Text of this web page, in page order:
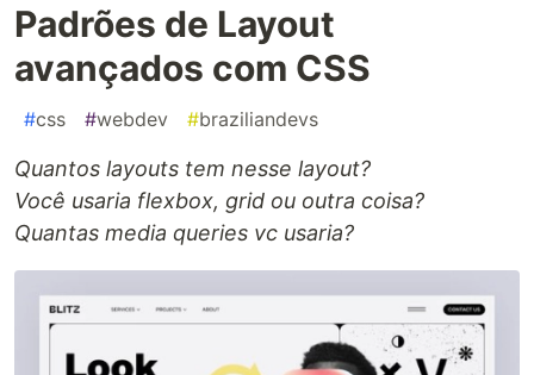
Padrões de Layout
avançados com CSS
#css #webdev #braziliandevs
Quantos layouts tem nesse layout?
Você usaria flexbox, grid ou outra coisa?
Quantas media queries vc usaria?